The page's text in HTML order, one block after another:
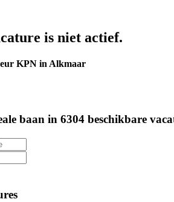
is niet actief.
KPN in Alkmaar
baan in 6304 beschikbare